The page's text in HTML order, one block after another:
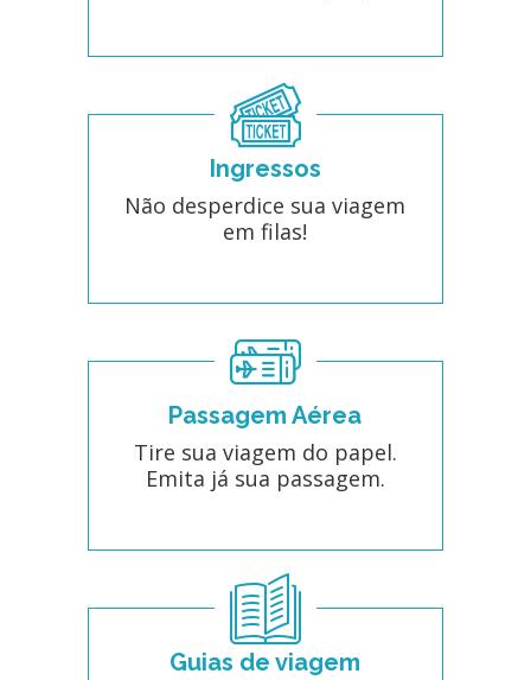
Ingressos
Não desperdice sua viagem
em filas!
Passagem Aérea
Tire sua viagem do papel.
Emita já sua passagem.
Guias de viagem